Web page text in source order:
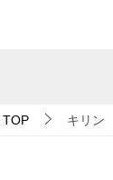
TOP キリン